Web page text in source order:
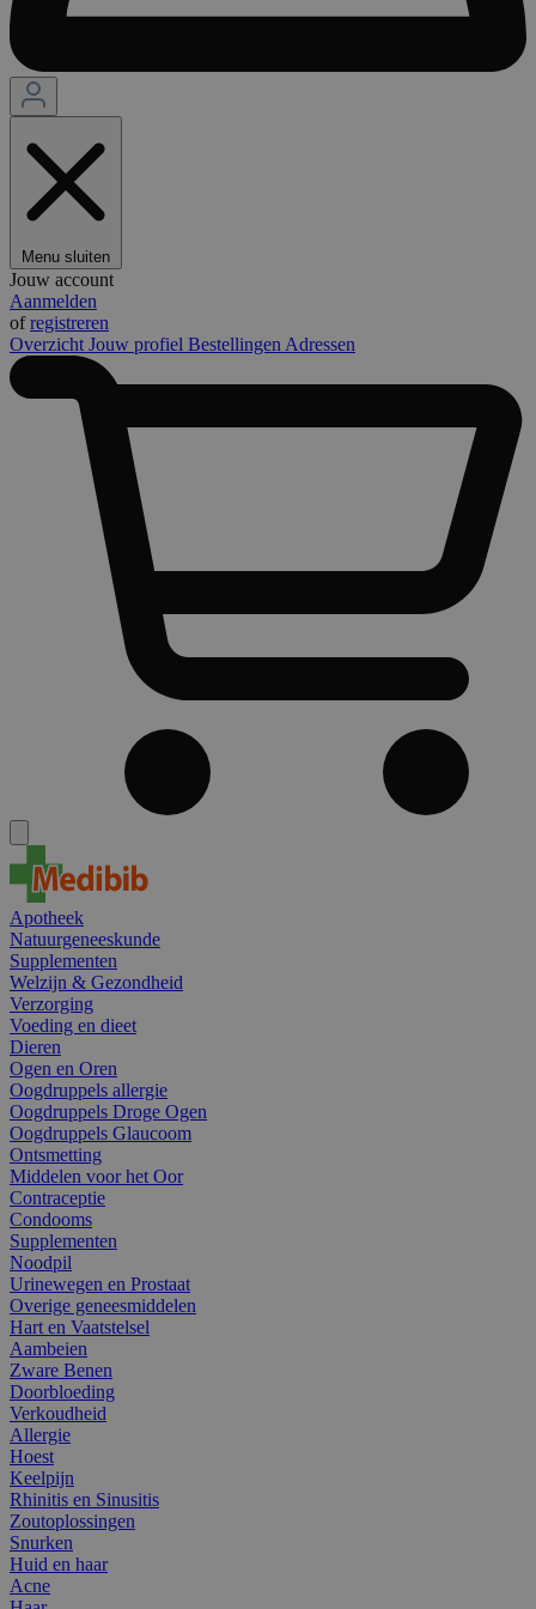
Menu sluiten
Jouw account
Aanmelden
ofregistreren
Overzicht Jouw profiel Bestellingen Adressen
Apotheek
Natuurgeneeskunde
Supplementen
Welzijn & Gezondheid
Verzorging
Voeding en dieet
Dieren
Ogen en Oren
Oogdruppels allergie
Oogdruppels Droge Ogen
Oogdruppels Glaucoom
Ontsmetting
Middelen voor het Oor
Contraceptie
Condooms
Supplementen
Noodpil
Urinewegen en Prostaat
Overige geneesmiddelen
Hart en Vaatstelsel
Aambeien
Zware Benen
Doorbloeding
Verkoudheid
Allergie
Hoest
Keelpijn
Rhinitis en Sinusitis
Zoutoplossingen
Snurken
Huid en haar
Acne